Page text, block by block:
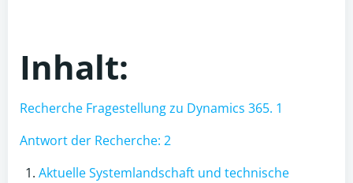
Inhalt:
Recherche Fragestellung zu Dynamics 365. 1
Antwort der Recherche: 2
Aktuelle Systemlandschaft und technische